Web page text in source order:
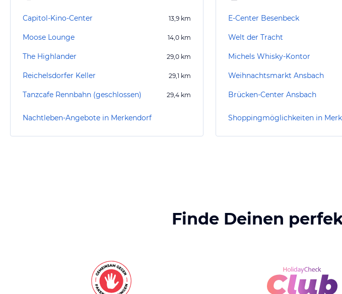
Capitol-Kino-Center 13,9 km
Moose Lounge 14,0 km
The Highlander 29,0 km
Reichelsdorfer Keller 29,1 km
Tanzcafe Rennbahn (geschlossen) 29,4 km
Nachtleben-Angebote in Merkendorf
E-Center Besenbeck
Welt der Tracht
Michels Whisky-Kontor
Weihnachtsmarkt Ansbach
Brücken-Center Ansbach
Shoppingmöglichkeiten in
Finde Deinen